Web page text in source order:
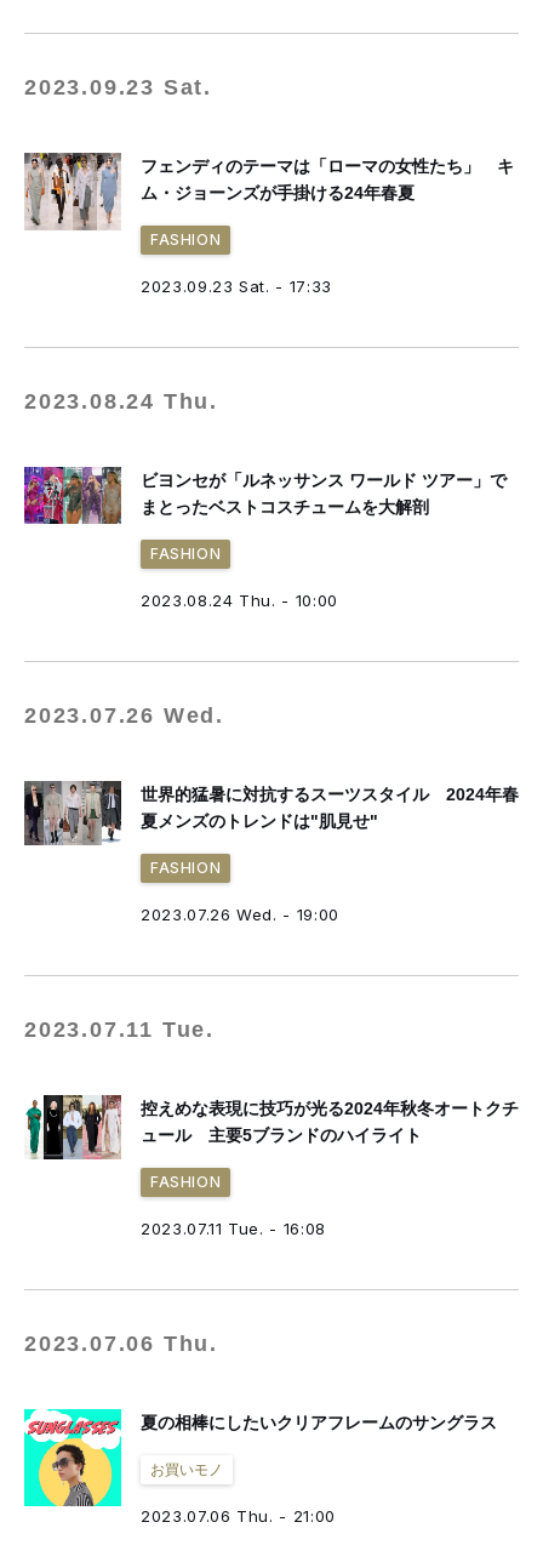
2023.09.23 Sat.
フェンディのテーマは「ローマの女性たち」 キ
ム・ジョーンズが手掛ける24年春夏
FASHION
2023.09.23 Sat. - 17:33
2023.08.24 Thu.
ビヨンセが「ルネッサンス ワールド ツアー」で
まとったベストコスチュームを大解剖
FASHION
2023.08.24 Thu. - 10:00
2023.07.26 Wed.
世界的猛暑に対抗するスーツスタイル 2024年春
夏メンズのトレンドは"肌見せ"
FASHION
2023.07.26 Wed. - 19:00
2023.07.11 Tue.
控えめな表現に技巧が光る2024年秋冬オートクチ
ュール 主要5ブランドのハイライト
FASHION
2023.07.11 Tue. - 16:08
2023.07.06 Thu.
夏の相棒にしたいクリアフレームのサングラス
お買いモノ
2023.07.06 Thu. - 21:00